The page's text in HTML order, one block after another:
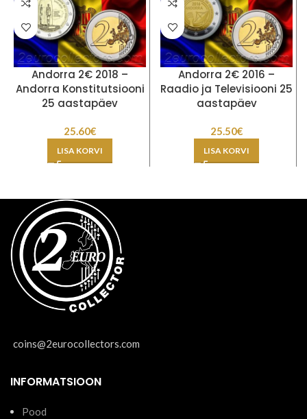
Andorra 2€ 2018 –
Andorra Konstitutsiooni
25 aastapäev
25.60€
LISA KORVI
Andorra 2€ 2016 –
Raadio ja Televisiooni 25
aastapäev
25.50€
LISA KORVI
coins@2eurocollectors.com
INFORMATSIOON
Pood